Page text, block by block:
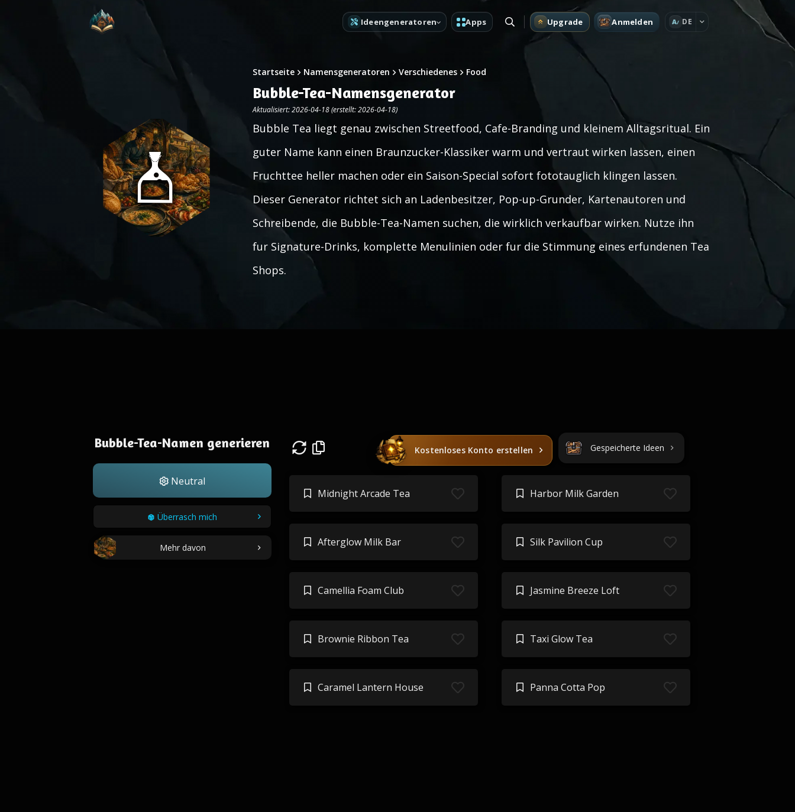
Ideengeneratoren Apps Upgrade Anmelden A DE
Startseite Namensgeneratoren Verschiedenes Food
Bubble-Tea-Namensgenerator
Aktualisiert: 2026-04-18 (erstellt: 2026-04-18)
Bubble Tea liegt genau zwischen Streetfood, Cafe-Branding und kleinem Alltagsritual. Ein
guter Name kann einen Braunzucker-Klassiker warm und vertraut wirken lassen, einen
Fruchttee heller machen oder ein Saison-Special sofort fototauglich klingen lassen.
Dieser Generator richtet sich an Ladenbesitzer, Pop-up-Grunder, Kartenautoren und
Schreibende, die Bubble-Tea-Namen suchen, die wirklich verkaufbar wirken. Nutze ihn
fur Signature-Drinks, komplette Menulinien oder fur die Stimmung eines erfundenen Tea
Shops.
Bubble-Tea-Namen generieren
Neutral
Überrasch mich
Mehr davon
Kostenloses Konto erstellen Gespeicherte Ideen
Midnight Arcade Tea Harbor Milk Garden
Afterglow Milk Bar Silk Pavilion Cup
Camellia Foam Club Jasmine Breeze Loft
Brownie Ribbon Tea Taxi Glow Tea
Caramel Lantern House Panna Cotta Pop